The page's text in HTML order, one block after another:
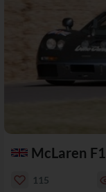
McLaren F1
115